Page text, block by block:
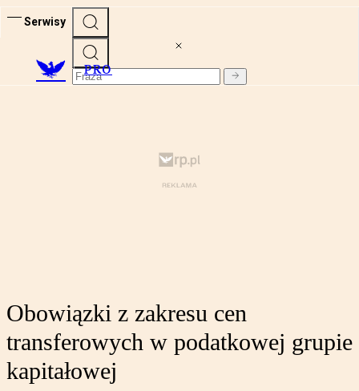
Serwisy
PRO
Obowiązki z zakresu cen
transferowych w podatkowej grupie
kapitałowej